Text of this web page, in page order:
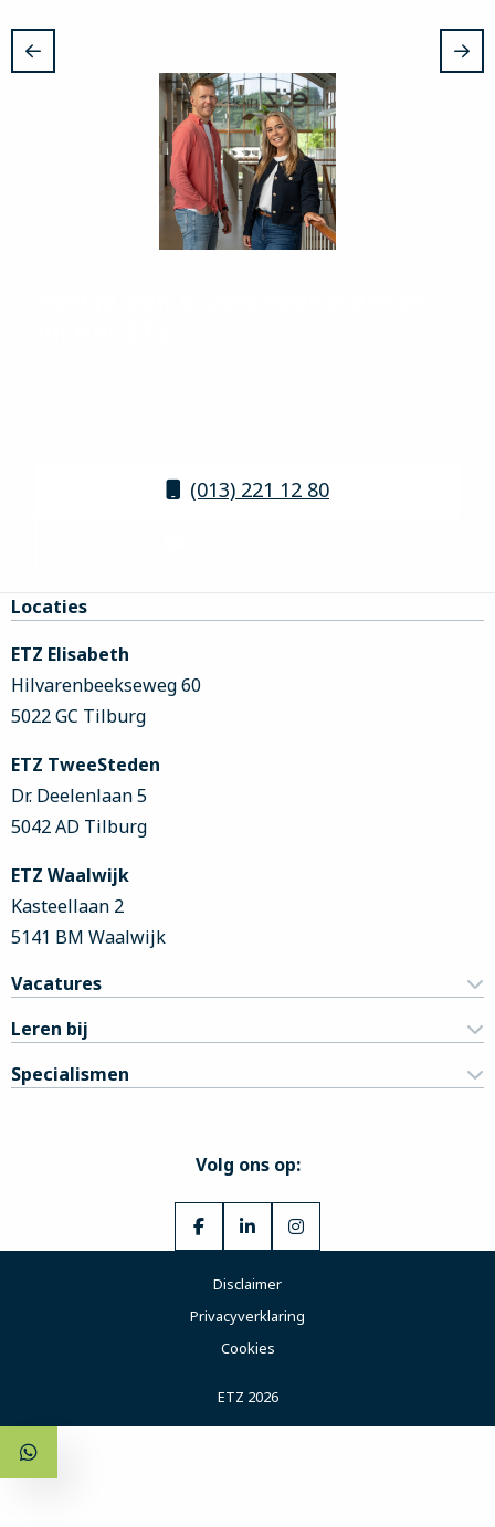
(013) 221 12 80
Site
footer
Locaties
ETZ Elisabeth
Hilvarenbeekseweg 60
5022 GC Tilburg
ETZ TweeSteden
Dr. Deelenlaan 5
5042 AD Tilburg
ETZ Waalwijk
Kasteellaan 2
5141 BM Waalwijk
Vacatures
Leren bij
Specialismen
Volg ons op:
Ga
Facebook
Ga
LinkedIn
Ga
Disclaimer
Privacyverklaring
Cookies
ETZ 2026